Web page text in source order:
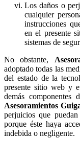
Los daños o
cualquier
instrucciones
en el presente
sistemas de
No obstante,
adoptado todas las
del estado de la
presente sitio web y
demás componentes
perjuicios que
porque éste haya
indebida o negligente.